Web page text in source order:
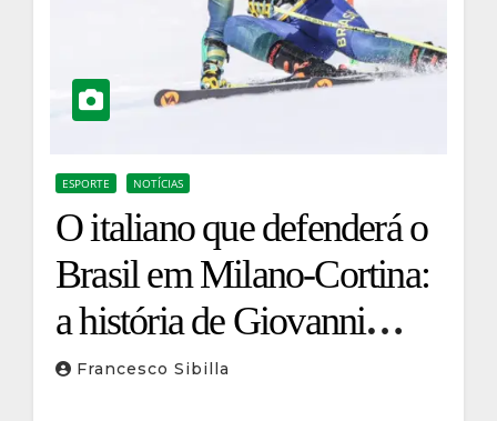
ESPORTE NOTÍCIAS
O italiano que defenderá o
Brasil em Milano-Cortina:
a história de Giovanni
Ongaro
Francesco Sibilla